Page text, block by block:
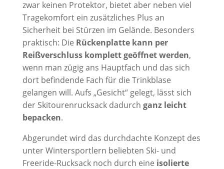
zwar keinen Protektor, bietet aber neben viel
Tragekomfort ein zusätzliches Plus an
Sicherheit bei Stürzen im Gelände. Besonders
praktisch: Die Rückenplatte kann per
Reißverschluss komplett geöffnetwerden,
wenn man zügig ans Hauptfach und das sich
dort befindende Fach für die Trinkblase
gelangen will. Aufs „Gesicht“ gelegt, lässt sich
der Skitourenrucksack dadurch ganz leicht
bepacken.
Abgerundet wird das durchdachte Konzept des
unter Wintersportlern beliebten Ski- und
Freeride-Rucksack noch durch eine isolierte